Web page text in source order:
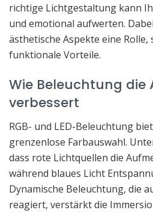
richtige Lichtgestaltung kann
und emotional aufwerten.
ästhetische Aspekte eine Rolle,
funktionale Vorteile.
Wie Beleuchtung die
verbessert
RGB- und LED-Beleuchtung
grenzenlose Farbauswahl.
dass rote Lichtquellen die
während blaues Licht
Dynamische Beleuchtung, die
reagiert, verstärkt die